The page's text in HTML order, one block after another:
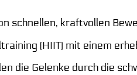
schnellen, kraftvollen
(HIIT) mit einem
die Gelenke durch die